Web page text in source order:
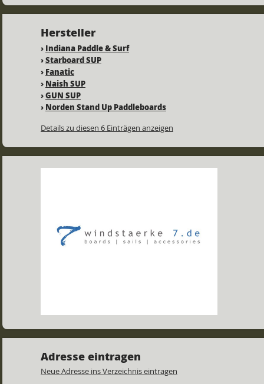
Hersteller
› Indiana Paddle & Surf
›Starboard SUP
› Fanatic
› Naish SUP
›GUN SUP
› Norden Stand Up Paddleboards
Details zu diesen 6 Einträgen anzeigen
Adresse eintragen
Neue Adresse ins Verzeichnis eintragen